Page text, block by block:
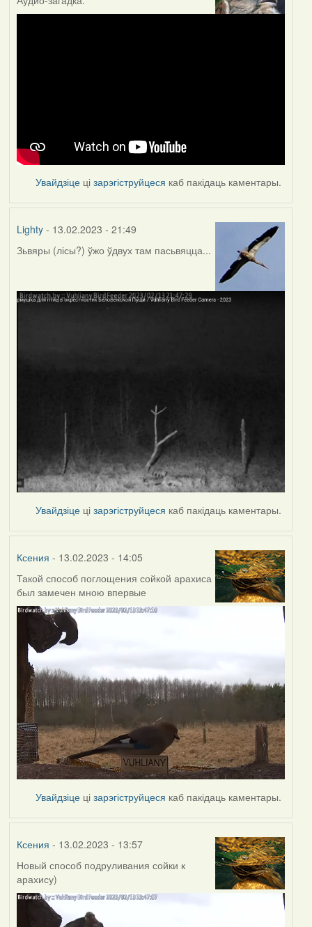
Увайдзіце цізарэгіструйцеся каб пакідаць каментары.
Lighty- 13.02.2023 - 21:49
Зьвяры (лісы?) ўжо ўдвух там пасьвяцца...
Увайдзіце цізарэгіструйцеся каб пакідаць каментары.
Ксения - 13.02.2023 - 14:05
Такой способ поглощения сойкой арахиса
был замечен мною впервые
Увайдзіце цізарэгіструйцеся каб пакідаць каментары.
Ксения - 13.02.2023 - 13:57
Новый способ подруливания сойки к
арахису)